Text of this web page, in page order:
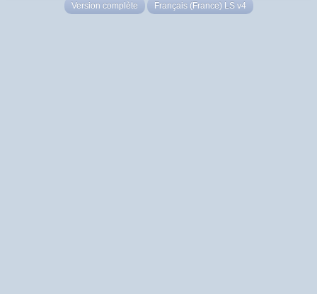
Version complète Français (France) LS v4